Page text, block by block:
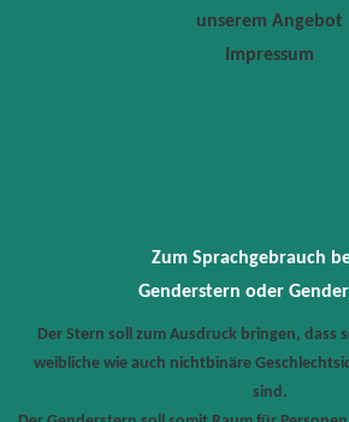
unserem Angebot
Impressum
Zum Sprachgebrauch
Genderstern oder
Der Stern soll zum Ausdruck bringen, dass
weibliche wie auch nichtbinäre
sind.